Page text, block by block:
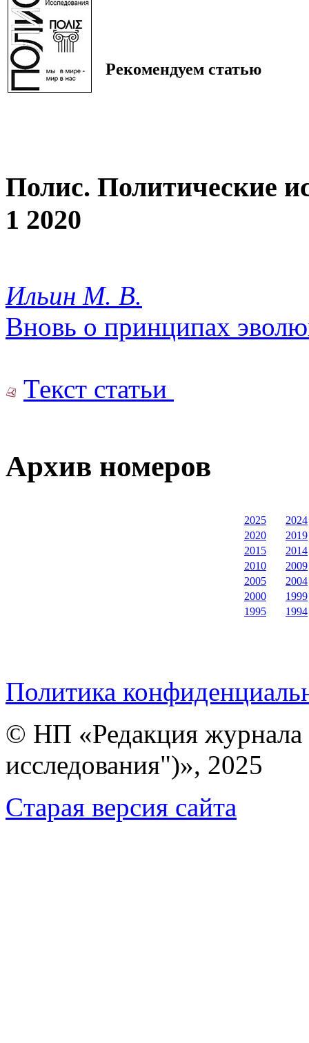
Рекомендуем статью
Полис. Политические
1 2020
Ильин М. В.
Вновь о принципах
Текст статьи
Архив номеров
2025
2024
2020
2019
2015
2014
2010
2009
2005
2004
2000
1999
1995
1994
Политика
© НП «Редакция
исследования")», 2025
Cтарая версия сайта